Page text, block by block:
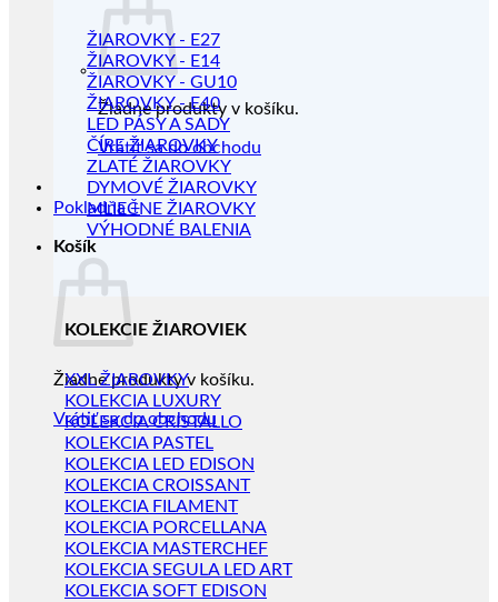
Žiadne produkty v košíku.
Vrátiť sa do obchodu
Pokladňa +
Košík
Žiadne produkty v košíku.
Vrátiť sa do obchodu
ŽIAROVKY - E27
ŽIAROVKY - E14
ŽIAROVKY - GU10
ŽIAROVKY - E40
LED PÁSY A SADY
ČÍRE ŽIAROVKY
ZLATÉ ŽIAROVKY
DYMOVÉ ŽIAROVKY
MLIEČNE ŽIAROVKY
VÝHODNÉ BALENIA
KOLEKCIE ŽIAROVIEK
XXL ŽIAROVKY
KOLEKCIA LUXURY
KOLEKCIA CRISTALLO
KOLEKCIA PASTEL
KOLEKCIA LED EDISON
KOLEKCIA CROISSANT
KOLEKCIA FILAMENT
KOLEKCIA PORCELLANA
KOLEKCIA MASTERCHEF
KOLEKCIA SEGULA LED ART
KOLEKCIA SOFT EDISON